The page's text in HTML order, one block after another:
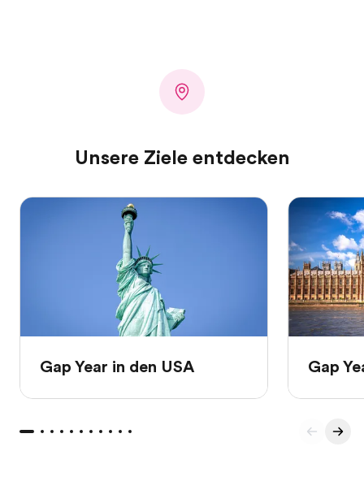
Unsere Ziele entdecken
Gap Year in den USA Gap